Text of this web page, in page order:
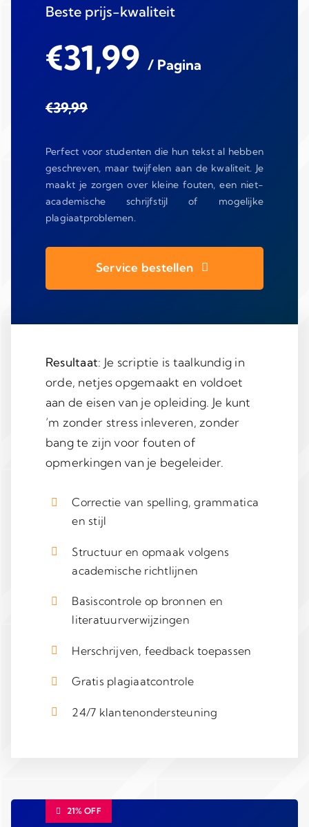
Beste prijs-kwaliteit
€31,99 / Pagina
€39,99
Perfect voor studenten die hun tekst al hebben
geschreven, maar twijfelen aan de kwaliteit. Je
maakt je zorgen over kleine fouten, een niet-
academische schrijfstijl of mogelijke
plagiaatproblemen.
Service bestellen
Resultaat: Je scriptie is taalkundig in
orde, netjes opgemaakt en voldoet
aan de eisen van je opleiding. Je kunt
’m zonder stress inleveren, zonder
bang te zijn voor fouten of
opmerkingen van je begeleider.
Correctie van spelling, grammatica
en stijl
Structuur en opmaak volgens
academische richtlijnen
Basiscontrole op bronnen en
literatuurverwijzingen
Herschrijven, feedback toepassen
Gratis plagiaatcontrole
24/7 klantenondersteuning
21% OFF